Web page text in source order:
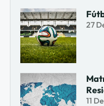
27
11